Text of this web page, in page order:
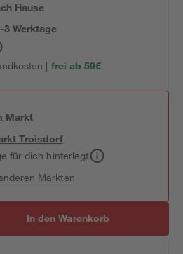
Hause
3 Werktage
| frei ab 59€
Markt
Troisdorf
für dich hinterlegt
Märkten
In den Warenkorb